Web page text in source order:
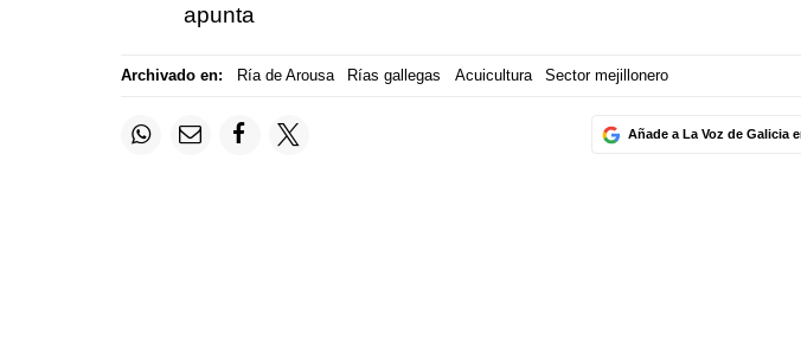
apunta
Archivado en: Ría de Arousa Rías gallegas Acuicultura Sector mejillonero
Añade a La Voz de Galicia